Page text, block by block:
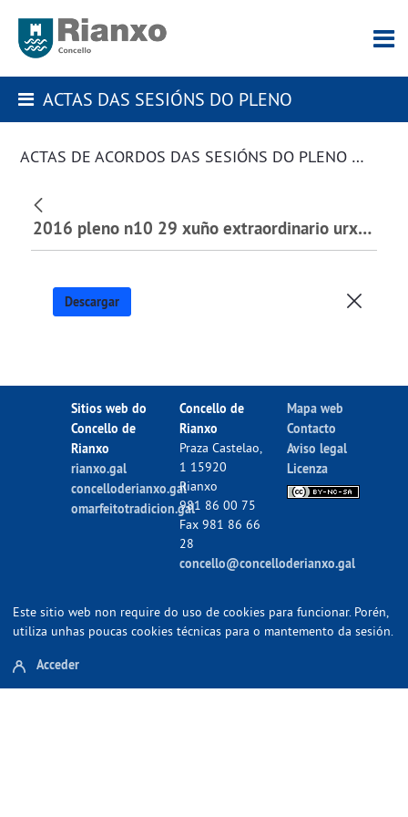
ACTAS DAS SESIÓNS DO PLENO
ACTAS DE ACORDOS DAS SESIÓNS DO PLENO DA CORPORACIÓN
2016 pleno n10 29 xuño extraordinario urxente.pdf
Descargar
Sitios web do
Concello de
Rianxo
rianxo.gal
concelloderianxo.gal
omarfeitotradicion.gal
Concello de
Rianxo
Praza Castelao,
1 15920
Rianxo
981 86 00 75
Fax 981 86 66
28
concello@concelloderianxo.gal
Mapa web
Contacto
Aviso legal
Licenza
Este sitio web non require do uso de cookies para funcionar. Porén,
utiliza unhas poucas cookies técnicas para o mantemento da sesión.
Acceder